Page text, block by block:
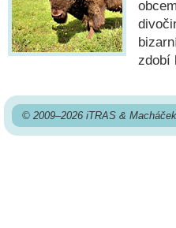
zdobí
© 2009–2026 iTRAS &